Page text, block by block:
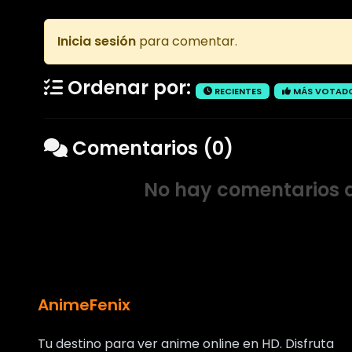
Inicia sesión para comentar.
Ordenar por: RECIENTES MÁS
Comentarios (0)
No hay comentarios
AnimeFenix
Tu destino para ver anime online en HD. Disfruta